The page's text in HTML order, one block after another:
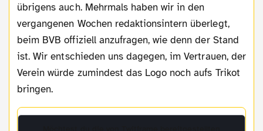
übrigens auch. Mehrmals haben wir in den
vergangenen Wochen redaktionsintern überlegt,
beim BVB offiziell anzufragen, wie denn der Stand
ist. Wir entschieden uns dagegen, im Vertrauen, der
Verein würde zumindest das Logo noch aufs Trikot
bringen.